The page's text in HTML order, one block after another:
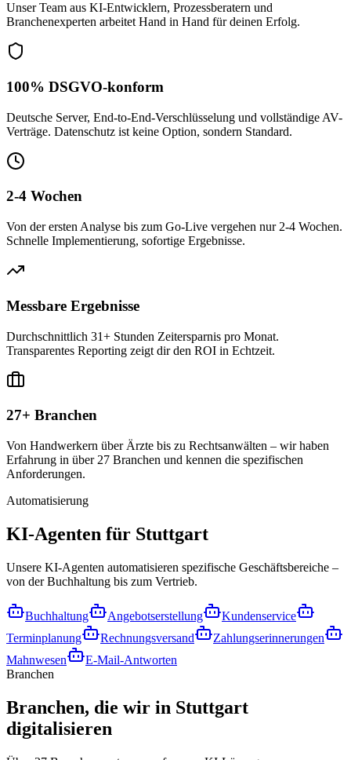
Unser Team aus KI-Entwicklern, Prozessberatern und
Branchenexperten arbeitet Hand in Hand für deinen Erfolg.
100% DSGVO-konform
Deutsche Server, End-to-End-Verschlüsselung und vollständige AV-
Verträge. Datenschutz ist keine Option, sondern Standard.
2-4 Wochen
Von der ersten Analyse bis zum Go-Live vergehen nur 2-4 Wochen.
Schnelle Implementierung, sofortige Ergebnisse.
Messbare Ergebnisse
Durchschnittlich 31+ Stunden Zeitersparnis pro Monat.
Transparentes Reporting zeigt dir den ROI in Echtzeit.
27+ Branchen
Von Handwerkern über Ärzte bis zu Rechtsanwälten – wir haben
Erfahrung in über 27 Branchen und kennen die spezifischen
Anforderungen.
Automatisierung
KI-Agenten für Stuttgart
Unsere KI-Agenten automatisieren spezifische Geschäftsbereiche –
von der Buchhaltung bis zum Vertrieb.
Buchhaltung Angebotserstellung
Kundenservice
Terminplanung
Rechnungsversand
Zahlungserinnerungen
Mahnwesen
E-Mail-Antworten
Branchen
Branchen, die wir in Stuttgart
digitalisieren